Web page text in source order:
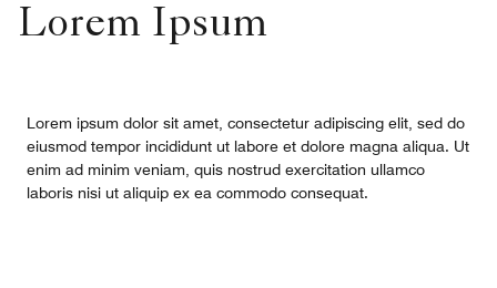
Lorem Ipsum
Lorem ipsum dolor sit amet, consectetur adipiscing elit, sed do
eiusmod tempor incididunt ut labore et dolore magna aliqua. Ut
enim ad minim veniam, quis nostrud exercitation ullamco
laboris nisi ut aliquip ex ea commodo consequat.